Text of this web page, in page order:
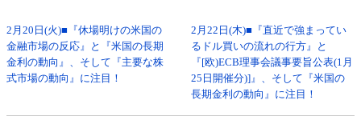
2月20日(火)■『休場明けの米国の
金融市場の反応』と『米国の長期
金利の動向』、そして『主要な株
式市場の動向』に注目！
2月22日(木)■『直近で強まってい
るドル買いの流れの行方』と
『[欧)ECB理事会議事要旨公表(1月
25日開催分)]』、そして『米国の
長期金利の動向』に注目！